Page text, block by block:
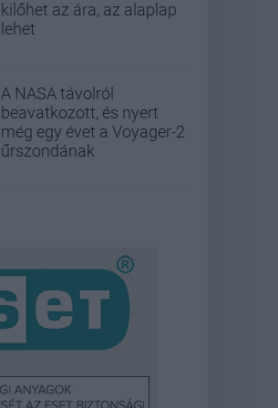
kilőhet az ára, az alaplap
lehet
A NASA távolról
beavatkozott, és nyert
még egy évet a Voyager-2
űrszondának